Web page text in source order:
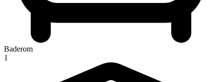
Baderom
1